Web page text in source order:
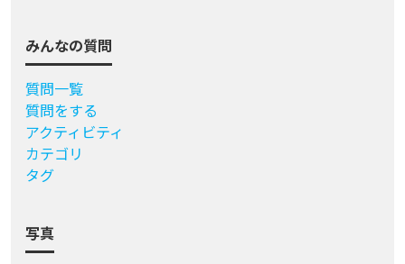
みんなの質問
質問一覧
質問をする
アクティビティ
カテゴリ
タグ
写真